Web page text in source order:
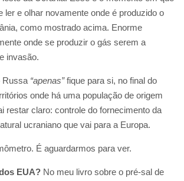
ler e olhar novamente onde é produzido o
como mostrado acima. Enorme
onde se produzir o gás serem a
invasão.
Russa “apenas”fique para si, no final do
onde há uma população de origem
restar claro: controle do fornecimento da
ucraniano que vai para a Europa.
É aguardarmos para ver.
EUA? No meu livro sobre o pré-sal de